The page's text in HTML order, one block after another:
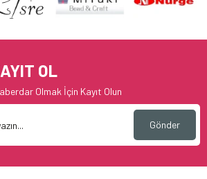
OL
Olmak İçin Kayıt Olun
Gönder